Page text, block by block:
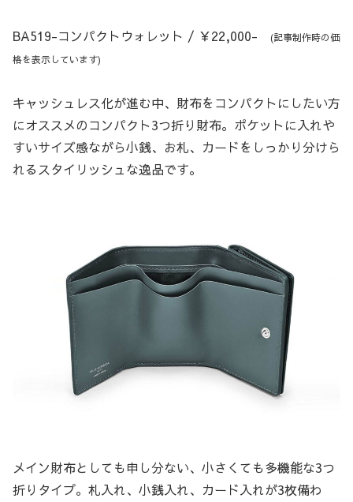
BA519-コンパクトウォレット / ￥22,000-
(記事制作時の価
格を表示しています)
キャッシュレス化が進む中、財布をコンパクトにしたい方
にオススメのコンパクト3つ折り財布。ポケットに入れや
すいサイズ感ながら小銭、お札、カードをしっかり分けら
れるスタイリッシュな逸品です。
メイン財布としても申し分ない、小さくても多機能な3つ
折りタイプ。札入れ、小銭入れ、カード入れが3枚備わ